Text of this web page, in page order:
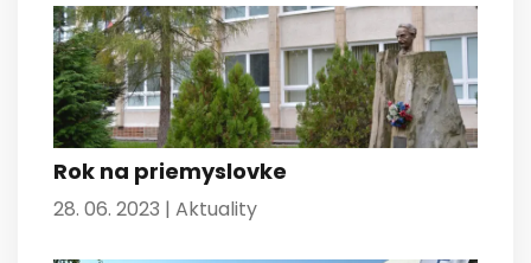
Rok na priemyslovke
28. 06. 2023 | Aktuality